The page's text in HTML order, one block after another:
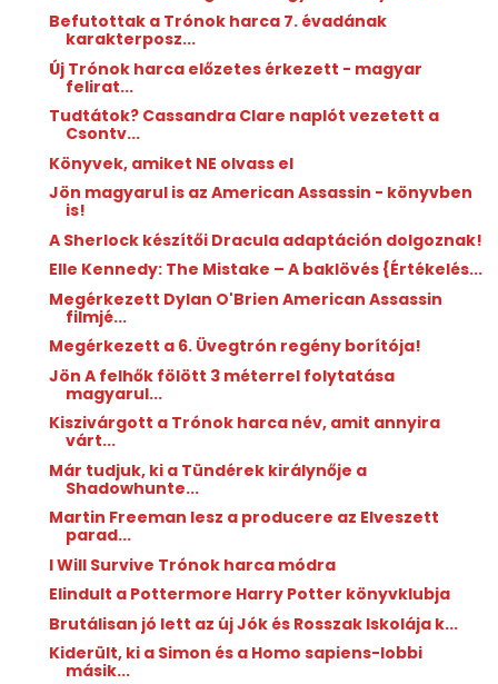
Befutottak a Trónok harca 7. évadának
karakterposz...
Új Trónok harca előzetes érkezett - magyar
felirat...
Tudtátok? Cassandra Clare naplót vezetett a
Csontv...
Könyvek, amiket NE olvass el
Jön magyarul is az American Assassin - könyvben
is!
A Sherlock készítői Dracula adaptáción dolgoznak!
Elle Kennedy: The ​Mistake – A baklövés {Értékelés...
Megérkezett Dylan O'Brien American Assassin
filmjé...
Megérkezett a 6. Üvegtrón regény borítója!
Jön A felhők fölött 3 méterrel folytatása
magyarul...
Kiszivárgott a Trónok harca név, amit annyira
várt...
Már tudjuk, ki a Tündérek királynője a
Shadowhunte...
Martin Freeman lesz a producere az Elveszett
parad...
I Will Survive Trónok harca módra
Elindult a Pottermore Harry Potter könyvklubja
Brutálisan jó lett az új Jók és Rosszak Iskolája k...
Kiderült, ki a Simon és a Homo sapiens-lobbi
másik...